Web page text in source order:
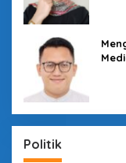
Politik